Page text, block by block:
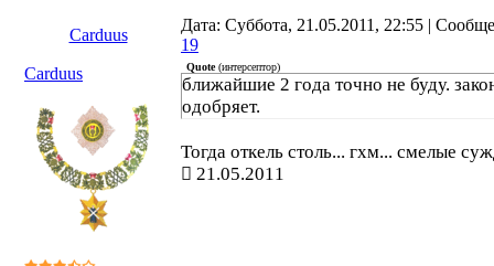
Carduus
Дата: Суббота, 21.05.2011, 22:55 |
19
Carduus
Quote(интерсептор)
ближайшие 2 года точно не буду.
одобряет.
Тогда откель столь... гхм... смелые
21.05.2011